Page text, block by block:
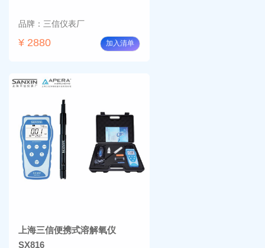
品牌：三信仪表厂
¥ 2880 加入清单
上海三信便携式溶解氧仪
SX816